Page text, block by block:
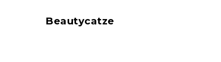
Beautycatze